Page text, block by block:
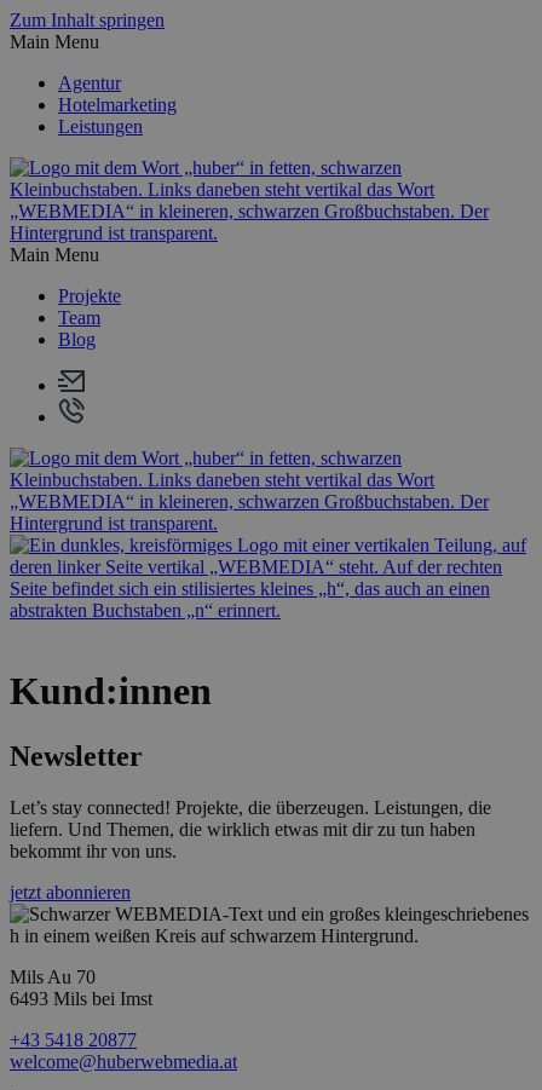
Zum Inhalt springen
Main Menu
Agentur
Hotelmarketing
Leistungen
Main Menu
Projekte
Team
Blog
Kund:innen
Newsletter
Let’s stay connected! Projekte, die überzeugen. Leistungen, die
liefern. Und Themen, die wirklich etwas mit dir zu tun haben
bekommt ihr von uns.
jetzt abonnieren
Mils Au 70
6493 Mils bei Imst
+43 5418 20877
welcome@huberwebmedia.at